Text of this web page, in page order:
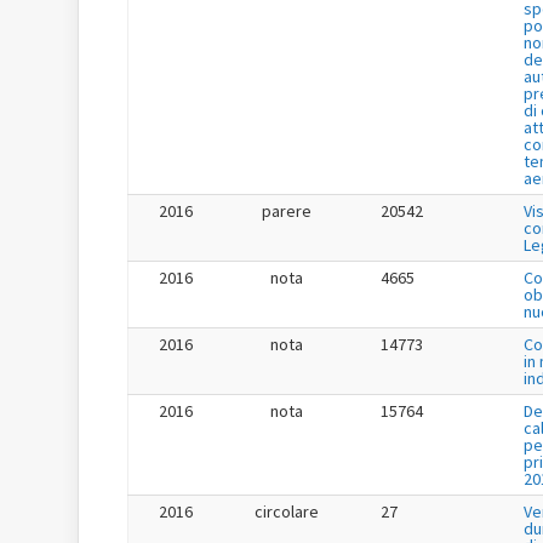
di
2016
parere 20542
2016
nota 4665
2016
nota 14773
in
2016
nota 15764
2016
circolare 27